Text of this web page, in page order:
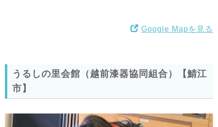
Google Mapを見る
うるしの里会館（越前漆器協同組合）【鯖江
市】